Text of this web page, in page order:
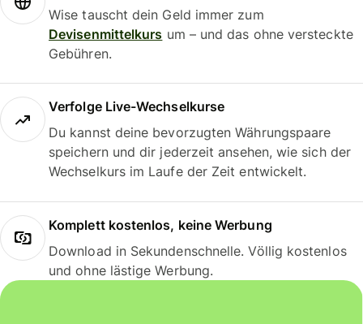
Wise tauscht dein Geld immer zum
Devisenmittelkurs um – und das ohne versteckte
Gebühren.
Verfolge Live-Wechselkurse
Du kannst deine bevorzugten Währungspaare
speichern und dir jederzeit ansehen, wie sich der
Wechselkurs im Laufe der Zeit entwickelt.
Komplett kostenlos, keine Werbung
Download in Sekundenschnelle. Völlig kostenlos
und ohne lästige Werbung.